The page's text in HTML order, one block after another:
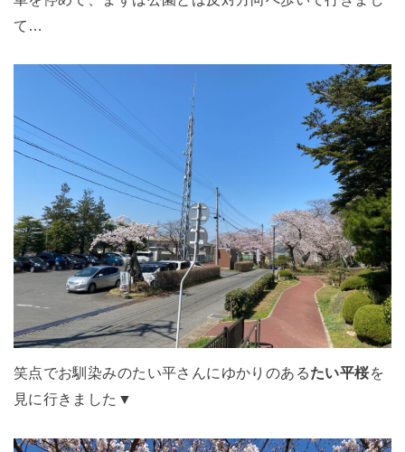
て…
笑点でお馴染みのたい平さんにゆかりのあるたい平桜を
見に行きました▼